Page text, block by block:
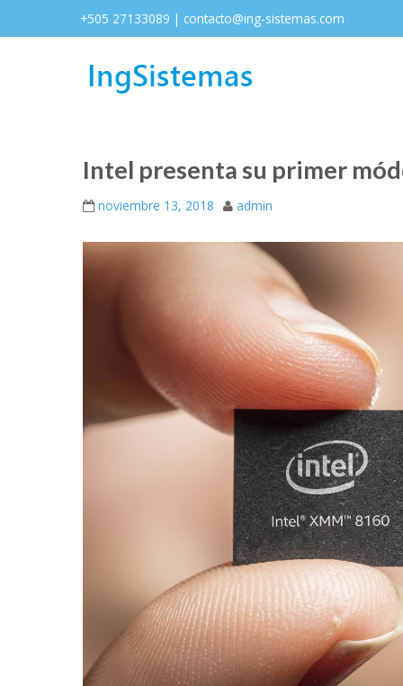
+505 27133089 | contacto@ing-sistemas.com
Intel presenta su primer
noviembre 13, 2018 admin